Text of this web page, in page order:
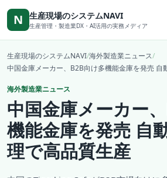
本文へ移動
N 生産現場のシステムNAVI
生産管理・製造業DX・AI活用の実務メディア
生産現場のシステムNAVI/海外製造業ニュース/
中国金庫メーカー、B2B向け多機能金庫を発売 自
海外製造業ニュース
中国金庫メーカー
機能金庫を発売 自
理で高品質生産